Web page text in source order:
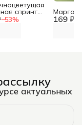
−53%
спринт
169 ₽
актуальных